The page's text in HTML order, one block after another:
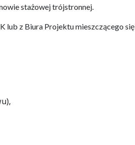
stażowej trójstronnej.
lub z Biura Projektu mieszczącego się